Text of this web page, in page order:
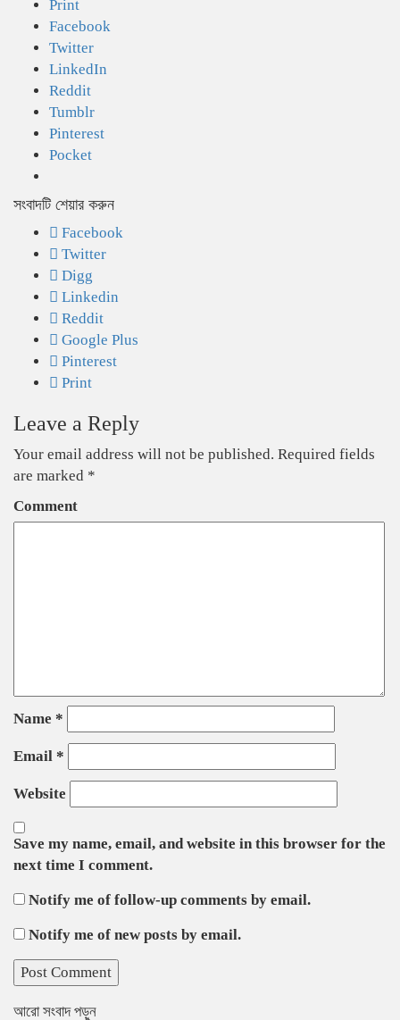
Print
Facebook
Twitter
LinkedIn
Reddit
Tumblr
Pinterest
Pocket
সংবাদটি শেয়ার করুন
Facebook
Twitter
Digg
Linkedin
Reddit
Google Plus
Pinterest
Print
Leave a Reply
Your email address will not be published. Required fields
are marked *
Comment
Name *
Email *
Website
Save my name, email, and website in this browser for the
next time I comment.
Notify me of follow-up comments by email.
Notify me of new posts by email.
আরো সংবাদ পড়ুন